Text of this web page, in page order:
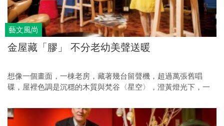
藝文風尚
金屋藏「膠」 不分老幼美聲送暖
想像一個畫面，一棟老房，藏著幾台留聲機，超過萬張舊唱
碟，屋裡色調是沉穩的木質與梵谷〈星空〉，澄黃燈光下，一
事，需要你翻轉刻板印象，主角從他換成「她」。